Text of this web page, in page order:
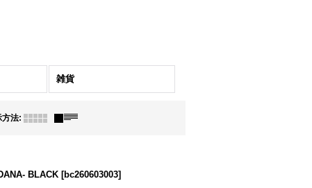
雑貨
方法:
BLACK [bc260603003]